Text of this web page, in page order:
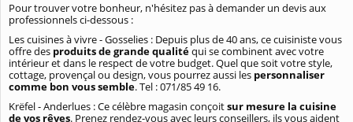
Pour trouver votre bonheur, n'hésitez pas à demander un devis aux
professionnels ci-dessous :
Les cuisines à vivre - Gosselies : Depuis plus de 40 ans, ce cuisiniste vous
offre des produits de grande qualitéqui se combinent avec votre
intérieur et dans le respect de votre budget. Quel que soit votre style,
cottage, provençal ou design, vous pourrez aussi les personnaliser
comme bon vous semble. Tel : 071/85 49 16.
Krëfel - Anderlues : Ce célèbre magasin conçoitsur mesure la cuisine
de vos rêves. Prenez rendez-vous avec leurs conseillers, ils vous aident